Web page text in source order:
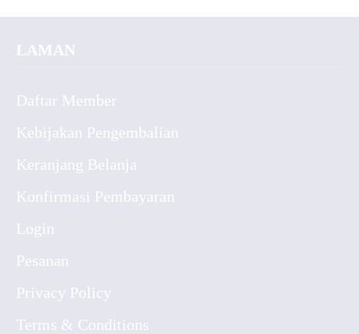
LAMAN
Daftar Member
Kebijakan Pengembalian
Keranjang Belanja
Konfirmasi Pembayaran
Login
Pesanan
Privacy Policy
Terms & Conditions